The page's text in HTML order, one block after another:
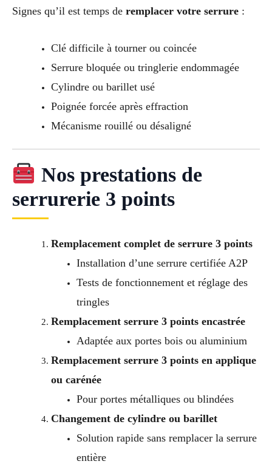
Signes qu’il est temps de remplacer votre serrure :
Clé difficile à tourner ou coincée
Serrure bloquée ou tringlerie endommagée
Cylindre ou barillet usé
Poignée forcée après effraction
Mécanisme rouillé ou désaligné
Nos prestations de
serrurerie 3 points
Remplacement complet de serrure 3 points
Installation d’une serrure certifiée A2P
Tests de fonctionnement et réglage des
tringles
Remplacement serrure 3 points encastrée
Adaptée aux portes bois ou aluminium
Remplacement serrure 3 points en applique
ou carénée
Pour portes métalliques ou blindées
Changement de cylindre ou barillet
Solution rapide sans remplacer la serrure
entière